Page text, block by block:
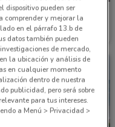
Nissan
el 05/08
dispositivo pueden ser
comprender y mejorar la
en el párrafo 13.b de
datos también pueden
de mercado,
la ubicación y análisis de
en cualquier momento
dentro de nuestra
publicidad, pero será sobre
para tus intereses.
a Menú > Privacidad >